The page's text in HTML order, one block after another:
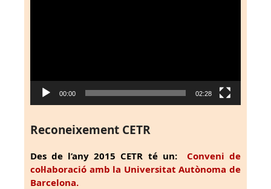
00:00 02:28
Reconeixement CETR
Des de l’any 2015 CETR té un: Conveni de
col·laboració amb la Universitat Autònoma de
Barcelona.